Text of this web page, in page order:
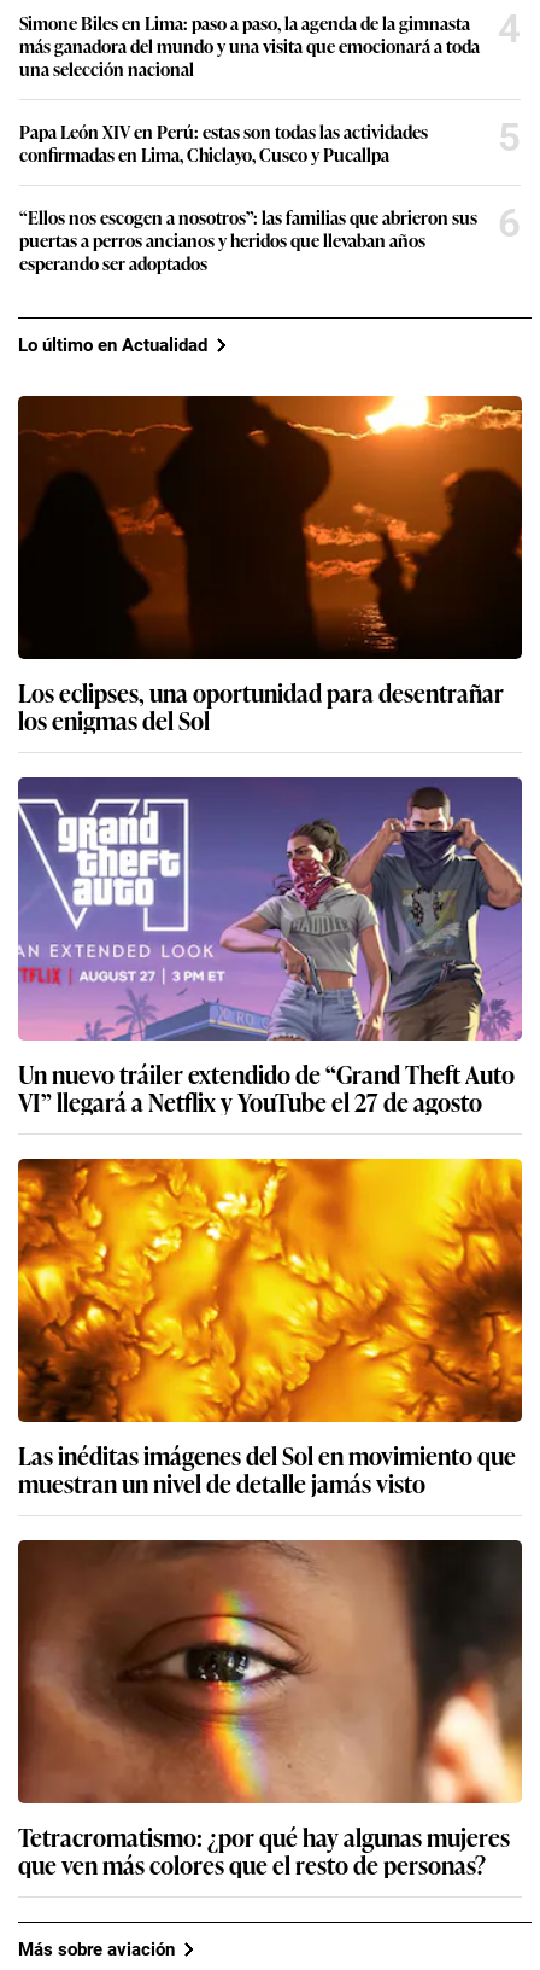
Simone Biles en Lima: paso a paso, la agenda de la gimnasta
más ganadora del mundo y una visita que emocionará a toda
una selección nacional
4
Papa León XIV en Perú: estas son todas las actividades
confirmadas en Lima, Chiclayo, Cusco y Pucallpa
5
“Ellos nos escogen a nosotros”: las familias que abrieron sus
puertas a perros ancianos y heridos que llevaban años
esperando ser adoptados
6
Lo último en Actualidad
Los eclipses, una oportunidad para desentrañar
los enigmas del Sol
Un nuevo tráiler extendido de “Grand Theft Auto
VI” llegará a Netflix y YouTube el 27 de agosto
Las inéditas imágenes del Sol en movimiento que
muestran un nivel de detalle jamás visto
Tetracromatismo: ¿por qué hay algunas mujeres
que ven más colores que el resto de personas?
Más sobre aviación